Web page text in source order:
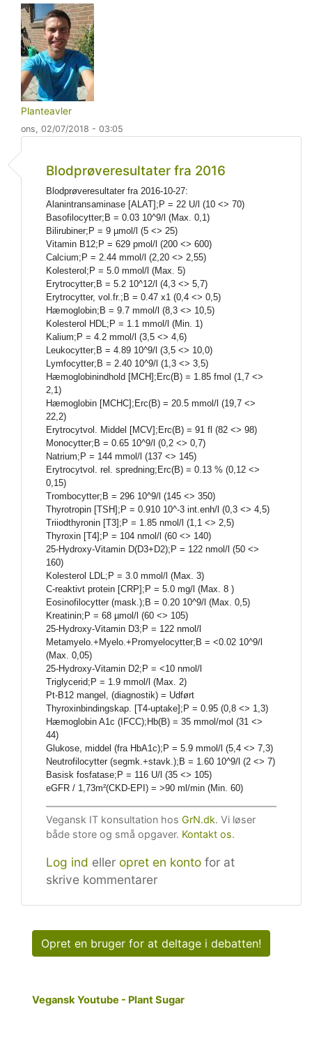
Planteavler
ons, 02/07/2018 - 03:05
Blodprøveresultater fra 2016
Blodprøveresultater fra 2016-10-27:
Alanintransaminase [ALAT];P = 22 U/l (10 <> 70)
Basofilocytter;B = 0.03 10^9/l (Max. 0,1)
Bilirubiner;P = 9 µmol/l (5 <> 25)
Vitamin B12;P = 629 pmol/l (200 <> 600)
Calcium;P = 2.44 mmol/l (2,20 <> 2,55)
Kolesterol;P = 5.0 mmol/l (Max. 5)
Erytrocytter;B = 5.2 10^12/l (4,3 <> 5,7)
Erytrocytter, vol.fr.;B = 0.47 x1 (0,4 <> 0,5)
Hæmoglobin;B = 9.7 mmol/l (8,3 <> 10,5)
Kolesterol HDL;P = 1.1 mmol/l (Min. 1)
Kalium;P = 4.2 mmol/l (3,5 <> 4,6)
Leukocytter;B = 4.89 10^9/l (3,5 <> 10,0)
Lymfocytter;B = 2.40 10^9/l (1,3 <> 3,5)
Hæmoglobinindhold [MCH];Erc(B) = 1.85 fmol (1,7 <>
2,1)
Hæmoglobin [MCHC];Erc(B) = 20.5 mmol/l (19,7 <>
22,2)
Erytrocytvol. Middel [MCV];Erc(B) = 91 fl (82 <> 98)
Monocytter;B = 0.65 10^9/l (0,2 <> 0,7)
Natrium;P = 144 mmol/l (137 <> 145)
Erytrocytvol. rel. spredning;Erc(B) = 0.13 % (0,12 <>
0,15)
Trombocytter;B = 296 10^9/l (145 <> 350)
Thyrotropin [TSH];P = 0.910 10^-3 int.enh/l (0,3 <> 4,5)
Triiodthyronin [T3];P = 1.85 nmol/l (1,1 <> 2,5)
Thyroxin [T4];P = 104 nmol/l (60 <> 140)
25-Hydroxy-Vitamin D(D3+D2);P = 122 nmol/l (50 <>
160)
Kolesterol LDL;P = 3.0 mmol/l (Max. 3)
C-reaktivt protein [CRP];P = 5.0 mg/l (Max. 8 )
Eosinofilocytter (mask.);B = 0.20 10^9/l (Max. 0,5)
Kreatinin;P = 68 µmol/l (60 <> 105)
25-Hydroxy-Vitamin D3;P = 122 nmol/l
Metamyelo.+Myelo.+Promyelocytter;B = <0.02 10^9/l
(Max. 0,05)
25-Hydroxy-Vitamin D2;P = <10 nmol/l
Triglycerid;P = 1.9 mmol/l (Max. 2)
Pt-B12 mangel, (diagnostik) = Udført
Thyroxinbindingskap. [T4-uptake];P = 0.95 (0,8 <> 1,3)
Hæmoglobin A1c (IFCC);Hb(B) = 35 mmol/mol (31 <>
44)
Glukose, middel (fra HbA1c);P = 5.9 mmol/l (5,4 <> 7,3)
Neutrofilocytter (segmk.+stavk.);B = 1.60 10^9/l (2 <> 7)
Basisk fosfatase;P = 116 U/l (35 <> 105)
eGFR / 1,73m²(CKD-EPI) = >90 ml/min (Min. 60)
Vegansk IT konsultation hos GrN.dk. Vi løser
både store og små opgaver. Kontakt os.
Log ind eller opret en konto for at
skrive kommentarer
Opret en bruger for at deltage i debatten!
Vegansk Youtube - Plant Sugar